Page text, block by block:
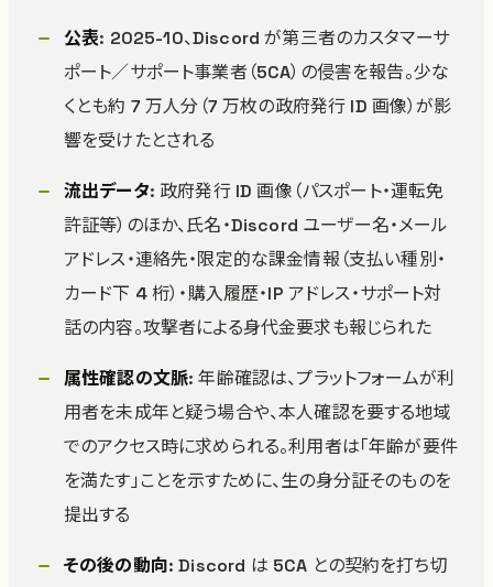
公表: 2025-10、Discord が第三者のカスタマーサ
ポート／サポート事業者（5CA）の侵害を報告。少な
くとも約 7 万人分（7 万枚の政府発行 ID 画像）が影
響を受けたとされる
流出データ: 政府発行 ID 画像（パスポート・運転免
許証等）のほか、氏名・Discord ユーザー名・メール
アドレス・連絡先・限定的な課金情報（支払い種別・
カード下 4 桁）・購入履歴・IP アドレス・サポート対
話の内容。攻撃者による身代金要求も報じられた
属性確認の文脈: 年齢確認は、プラットフォームが利
用者を未成年と疑う場合や、本人確認を要する地域
でのアクセス時に求められる。利用者は「年齢が要件
を満たす」ことを示すために、生の身分証そのものを
提出する
その後の動向: Discord は 5CA との契約を打ち切